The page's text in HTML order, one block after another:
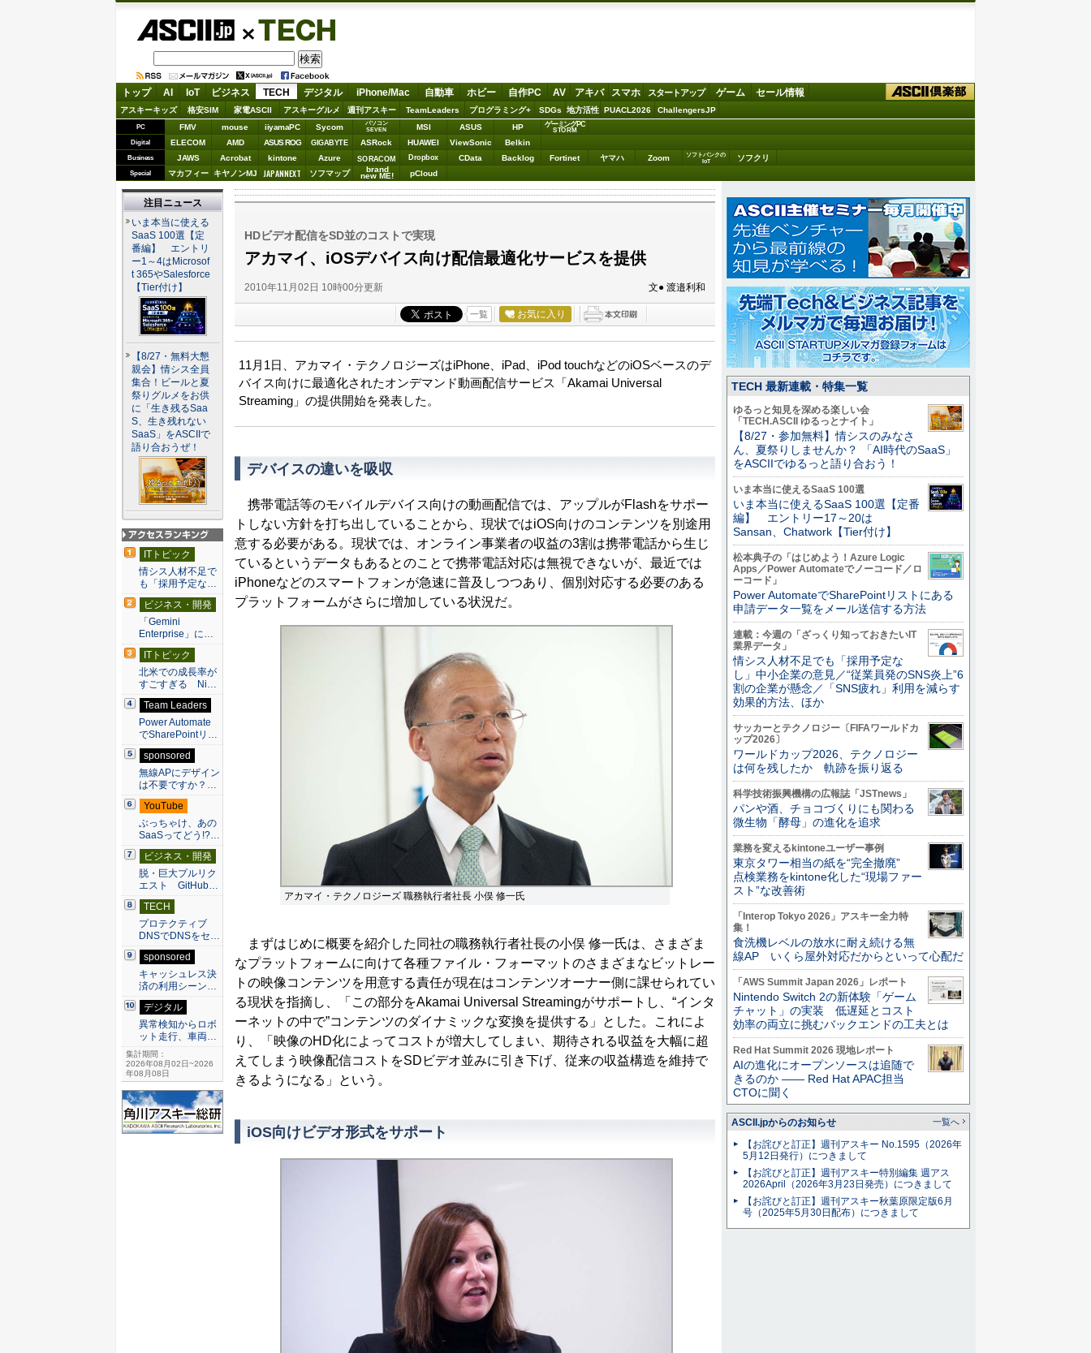
TECH
トップ AI IoT ビジネス TECH デジタル iPhone/Mac 自動車 ホビー 自作PC AV アキバ スマホ スタートアップ ゲーム セール情報
アスキーキッズ 格安SIM 家電ASCII アスキーグルメ 週刊アスキー TeamLeaders プログラミング+ SDGs 地方活性 PUACL2026 ChallengersJP
PC FMV mouse iiyamaPC Sycom
パソコン
SEVEN
MSI ASUS HP ゲーミングPC
STORM
Digital ELECOM AMD ASUS ROG GIGABYTE ASRock HUAWEI ViewSonic Belkin
Business JAWS Acrobat kintone Azure SORACOM Dropbox CData Backlog Fortinet ヤマハ Zoom
ソフトバンクの
IoT
ソフクリ
Special マカフィー キヤノンMJ JAPANNEXT ソフマップ brand
new ME! pCloud
HDビデオ配信をSD並のコストで実現
アカマイ、iOSデバイス向け配信最適化サービスを提供
2010年11月02日 10時00分更新 文● 渡邉利和
一覧 お気に入り
11月1日、アカマイ・テクノロジーズはiPhone、iPad、iPod touchなどのiOSベースのデ
バイス向けに最適化されたオンデマンド動画配信サービス「Akamai Universal
Streaming」の提供開始を発表した。
デバイスの違いを吸収
携帯電話等のモバイルデバイス向けの動画配信では、アップルがFlashをサポー
トしない方針を打ち出していることから、現状ではiOS向けのコンテンツを別途用
意する必要がある。現状では、オンライン事業者の収益の3割は携帯電話から生じ
ているというデータもあるとのことで携帯電話対応は無視できないが、最近では
iPhoneなどのスマートフォンが急速に普及しつつあり、個別対応する必要のある
プラットフォームがさらに増加している状況だ。
アカマイ・テクノロジーズ 職務執行者社長 小俣 修一氏
まずはじめに概要を紹介した同社の職務執行者社長の小俣 修一氏は、さまざま
なプラットフォームに向けて各種ファイル・フォーマットのさまざまなビットレー
トの映像コンテンツを用意する責任が現在はコンテンツオーナー側に課せられてい
る現状を指摘し、「この部分をAkamai Universal Streamingがサポートし、“インタ
ーネットの中で”コンテンツのダイナミックな変換を提供する」とした。これによ
り、「映像のHD化によってコストが増大してしまい、期待される収益を大幅に超
えてしまう映像配信コストをSDビデオ並みに引き下げ、従来の収益構造を維持で
きるようになる」という。
iOS向けビデオ形式をサポート
注目ニュース
いま本当に使える
SaaS 100選【定
番編】 エントリ
ー1～4はMicrosof
t 365やSalesforce
【Tier付け】
【8/27・無料大懇
親会】情シス全員
集合！ビールと夏
祭りグルメをお供
に「生き残るSaa
S、生き残れない
SaaS」をASCIIで
語り合おうぜ！
アクセスランキン
グ
ITトピック
情シス人材不足で
も「採用予定な…
ビジネス・開発
「Gemini
Enterprise」に…
ITトピック
北米での成長率が
すごすぎる Ni…
Team Leaders
Power Automate
でSharePointリ…
sponsored
無線APにデザイン
は不要ですか？…
YouTube
ぶっちゃけ、あの
SaaSってどう!?…
ビジネス・開発
脱・巨大プルリク
エスト GitHub…
TECH
プロテクティブ
DNSでDNSをセ…
sponsored
キャッシュレス決
済の利用シーン…
デジタル
異常検知からロボ
ット走行、車両…
集計期間：
2026年08月02日~2026
年08月08日
TECH 最新連載・特集一覧
ゆるっと知見を深める楽しい会
「TECH.ASCII ゆるっとナイト」
【8/27・参加無料】情シスのみなさ
ん、夏祭りしませんか？ 「AI時代のSaaS」
をASCIIでゆるっと語り合おう！
いま本当に使えるSaaS 100選
いま本当に使えるSaaS 100選【定番
編】 エントリー17～20は
Sansan、Chatwork【Tier付け】
松本典子の「はじめよう！Azure Logic
Apps／Power Automateでノーコード／ロ
ーコード」
Power AutomateでSharePointリストにある
申請データ一覧をメール送信する方法
連載：今週の「ざっくり知っておきたいIT
業界データ」
情シス人材不足でも「採用予定な
し」中小企業の意見／“従業員発のSNS炎上”6
割の企業が懸念／「SNS疲れ」利用を減らす
効果的方法、ほか
サッカーとテクノロジー〔FIFAワールドカ
ップ2026〕
ワールドカップ2026、テクノロジー
は何を残したか 軌跡を振り返る
科学技術振興機構の広報誌「JSTnews」
パンや酒、チョコづくりにも関わる
微生物「酵母」の進化を追求
業務を変えるkintoneユーザー事例
東京タワー相当の紙を“完全撤廃”
点検業務をkintone化した“現場ファー
スト”な改善術
「Interop Tokyo 2026」アスキー全力特
集！
食洗機レベルの放水に耐え続ける無
線AP いくら屋外対応だからといって心配だ
「AWS Summit Japan 2026」レポート
Nintendo Switch 2の新体験「ゲーム
チャット」の実装 低遅延とコスト
効率の両立に挑むバックエンドの工夫とは
Red Hat Summit 2026 現地レポート
AIの進化にオープンソースは追随で
きるのか ―― Red Hat APAC担当
CTOに聞く
ASCII.jpからのお知らせ 一覧へ
【お詫びと訂正】週刊アスキー No.1595（2026年
5月12日発行）につきまして
【お詫びと訂正】週刊アスキー特別編集 週アス
2026April（2026年3月23日発売）につきまして
【お詫びと訂正】週刊アスキー秋葉原限定版6月
号（2025年5月30日配布）につきまして